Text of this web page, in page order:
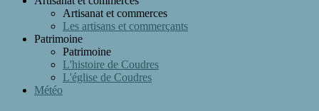
Artisanat et commerces
Les artisans et commerçants
Patrimoine
Patrimoine
L'histoire de Coudres
L'église de Coudres
Météo